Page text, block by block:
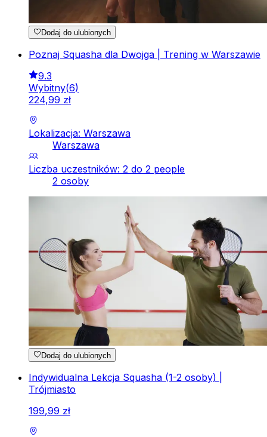
Dodaj do ulubionych
Poznaj Squasha dla Dwojga | Trening w Warszawie
9.3
Wybitny(6)
224,99 zł
Lokalizacja: Warszawa
Warszawa
Liczba uczestników: 2 do 2 people
2 osoby
Dodaj do ulubionych
Indywidualna Lekcja Squasha (1-2 osoby) |
Trójmiasto
199,99 zł